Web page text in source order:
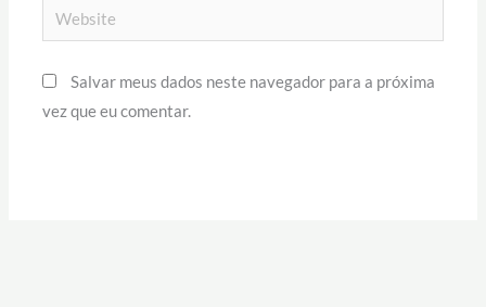
Website
Salvar meus dados neste navegador para a próxima
vez que eu comentar.